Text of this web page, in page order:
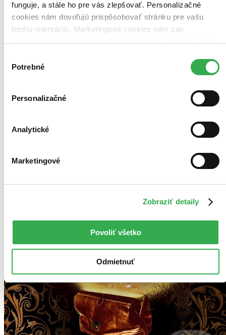
funguje, a stále ho pre vás zlepšovať. Personalizačné
cookies nám dovoľujú prispôsobovať stránku pre vašu
lepšiu orientáciu. Marketingové cookies nám zas
keby sme mohli používať všetky tieto cookies. Ďakujeme!
súhlasu
Potrebné
Personalizačné
Analytické
Marketingové
Zobraziť detaily
Povoliť všetko
Odmietnuť
600 produktov
Použité filtre
Zrušiť filtre